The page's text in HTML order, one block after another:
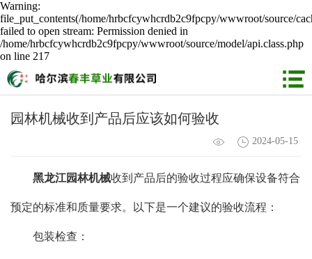
Warning:
file_put_contents(/home/hrbcfcywhcrdb2c9fpcpy/wwwroot/source/
failed to open stream: Permission denied in
/home/hrbcfcywhcrdb2c9fpcpy/wwwroot/source/model/api.class.php
on line 217
园林机械收到产品后应该如何验收
2024-05-15
黑龙江园林机械收到产品后的验收过程应确保设备符合
预定的标准和质量要求。以下是一个建议的验收流程：
包装检查：